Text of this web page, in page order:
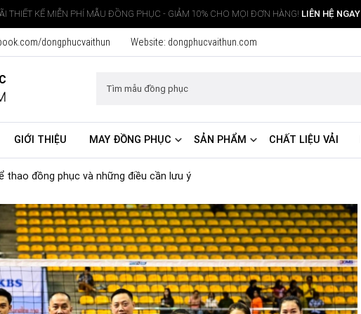
THIẾT KẾ MIỄN PHÍ MẪU ĐỒNG PHỤC - GIẢM 10% CHO MỌI ĐƠN HÀNG! LIÊN HỆ NGAY
dongphucvaithun Website: dongphucvaithun.com
GIỚI THIỆU MAY ĐỒNG PHỤC SẢN PHẨM CHẤT LIỆU VẢI
thao đồng phục và những điều cần lưu ý